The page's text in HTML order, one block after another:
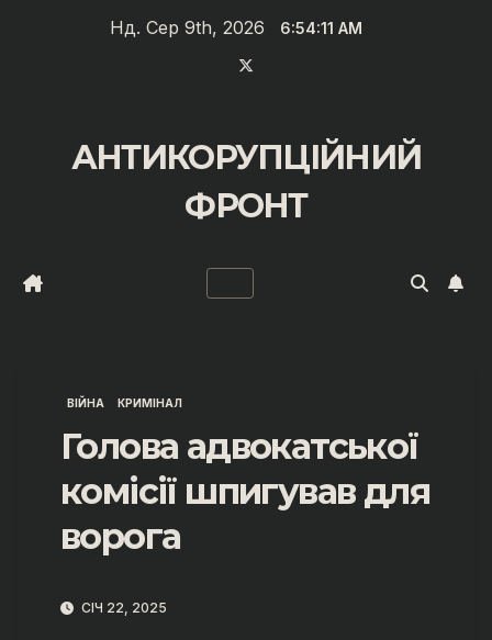
Нд. Сер 9th, 2026 6:54:12 AM
АНТИКОРУПЦІЙНИЙ
ФРОНТ
ВІЙНА КРИМІНАЛ
Голова адвокатської
комісії шпигував для
ворога
СІЧ 22, 2025